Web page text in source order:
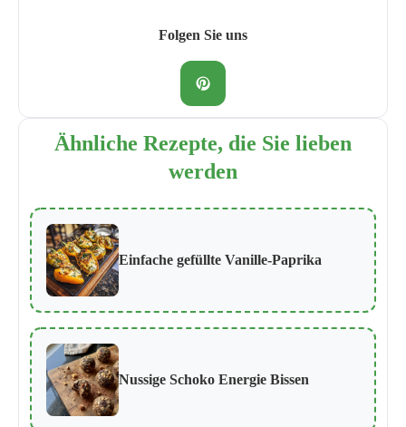
Folgen Sie uns
Ähnliche Rezepte, die Sie lieben
werden
Einfache gefüllte Vanille-Paprika
Nussige Schoko Energie Bissen